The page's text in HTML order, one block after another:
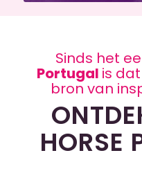
Sinds het
Portugal is
bron van
HORSE